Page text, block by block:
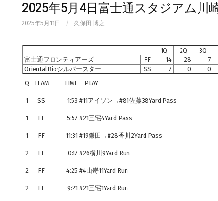
2025年5月4日富士通スタジアム川
2025年5月11日 / 久保田 博之
1Q 2Q
3Q
富士通フロンティアーズ
FF 14 28
7
OrientalBioシルバースター
SS 7 0
0
Q
TEAM TIME PLAY
1 SS 1:53 #11アイソン→#81佐藤38Yard Pass
1 FF 5:57 #21三宅4Yard Pass
1 FF 11:31 #19鎌田→#28香川2Yard Pass
2 FF 0:17 #26横川9Yard Run
2 FF 4:25 #4山嵜11Yard Run
2 FF 9:21 #21三宅1Yard Run